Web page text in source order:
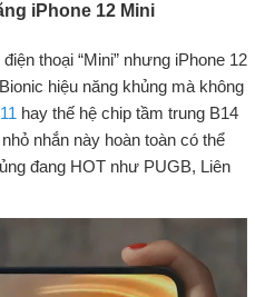
iPhone 12 Mini
thoại “Mini” nhưng iPhone 12
hiệu năng khủng mà không
hay thế hệ chip tầm trung B14
nhắn này hoàn toàn có thể
đang HOT như PUGB, Liên